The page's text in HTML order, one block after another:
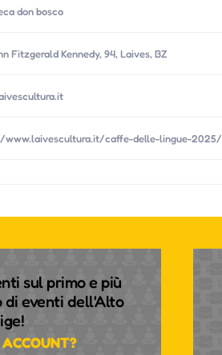
don bosco
Fitzgerald Kennedy, 94, Laives, BZ
caffe-delle-lingue-2025/
sul primo e più
di eventi dell'Alto